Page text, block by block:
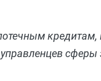
сферы